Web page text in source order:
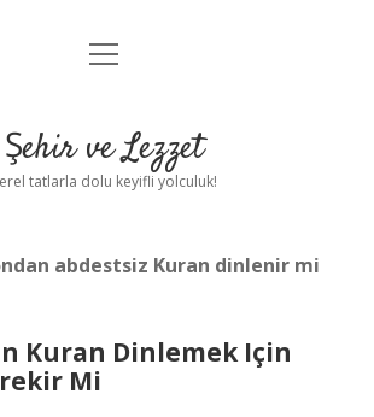
Anasayfa
Yasal Uyarı
menüyü
Şehir ve Lezzet
tatlarla dolu keyifli yolculuk!
abdestsiz Kuran dinlenir mi
Kuran Dinlemek Için
Mi